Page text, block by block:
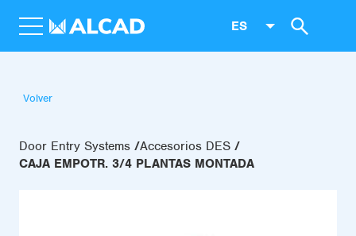
ES
Volver
Door Entry Systems Accesorios DES
CAJA EMPOTR. 3/4 PLANTAS MONTADA